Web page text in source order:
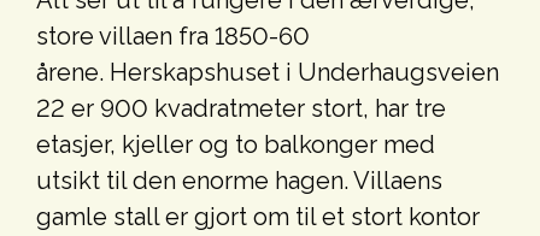
store villaen fra 1850-60
årene. Herskapshuset i Underhaugsveien
22 er 900 kvadratmeter stort, har tre
etasjer, kjeller og to balkonger med
utsikt til den enorme hagen. Villaens
gamle stall er gjort om til et stort kontor